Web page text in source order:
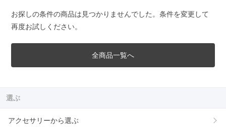
お探しの条件の商品は見つかりませんでした。条件を変更して
再度お試しください。
全商品一覧へ
選ぶ
アクセサリーから選ぶ